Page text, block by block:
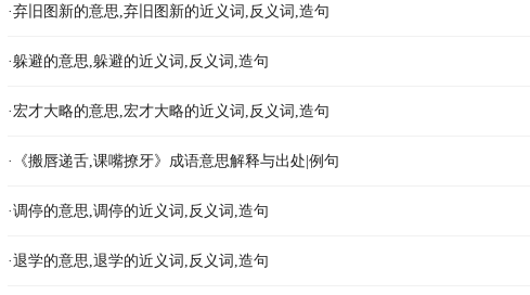
·弃旧图新的意思,弃旧图新的近义词,反义词,造句
·躲避的意思,躲避的近义词,反义词,造句
·宏才大略的意思,宏才大略的近义词,反义词,造句
·《搬唇递舌,课嘴撩牙》成语意思解释与出处|例句
·调停的意思,调停的近义词,反义词,造句
·退学的意思,退学的近义词,反义词,造句